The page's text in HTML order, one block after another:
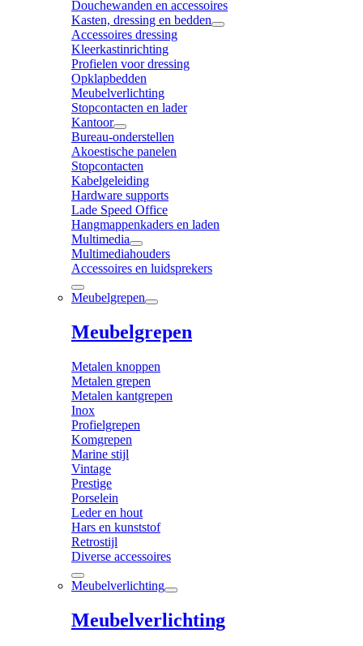
Douchewanden en accessoires
Kasten, dressing en bedden
Accessoires dressing
Kleerkastinrichting
Profielen voor dressing
Opklapbedden
Meubelverlichting
Stopcontacten en lader
Kantoor
Bureau-onderstellen
Akoestische panelen
Stopcontacten
Kabelgeleiding
Hardware supports
Lade Speed Office
Hangmappenkaders en laden
Multimedia
Multimediahouders
Accessoires en luidsprekers
Meubelgrepen
Meubelgrepen
Metalen knoppen
Metalen grepen
Metalen kantgrepen
Inox
Profielgrepen
Komgrepen
Marine stijl
Vintage
Prestige
Porselein
Leder en hout
Hars en kunststof
Retrostijl
Diverse accessoires
Meubelverlichting
Meubelverlichting